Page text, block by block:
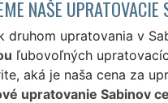
NAŠE UPRATOVACIE
druhom upratovania v
ľubovoľných
aká je naša cena za
upratovanie Sabinov